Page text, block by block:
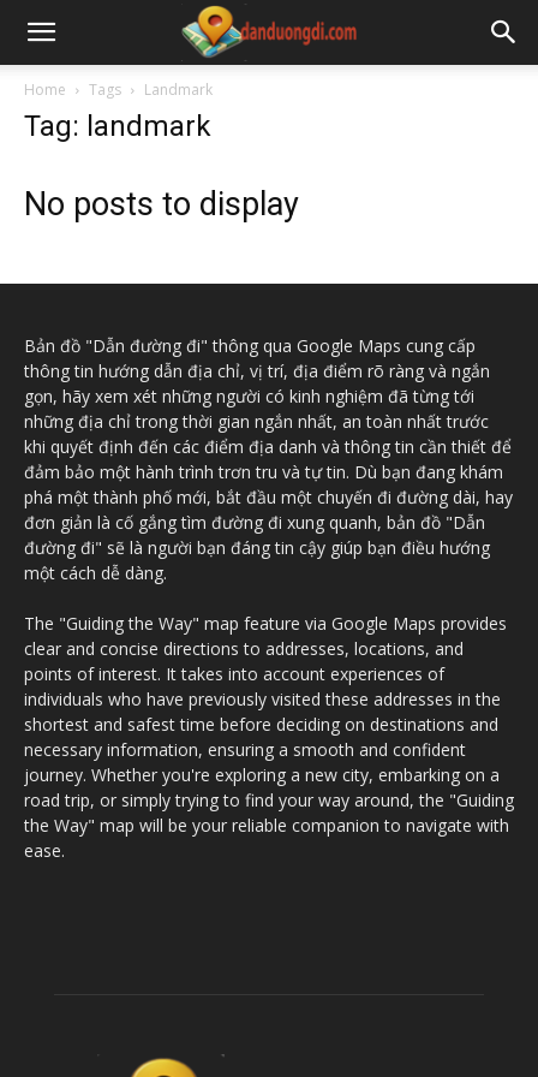
Home Tags Landmark
Tag: landmark
No posts to display
Bản đồ "Dẫn đường đi" thông qua Google Maps cung cấp
thông tin hướng dẫn địa chỉ, vị trí, địa điểm rõ ràng và ngắn
gọn, hãy xem xét những người có kinh nghiệm đã từng tới
những địa chỉ trong thời gian ngắn nhất, an toàn nhất trước
khi quyết định đến các điểm địa danh và thông tin cần thiết để
đảm bảo một hành trình trơn tru và tự tin. Dù bạn đang khám
phá một thành phố mới, bắt đầu một chuyến đi đường dài, hay
đơn giản là cố gắng tìm đường đi xung quanh, bản đồ "Dẫn
đường đi" sẽ là người bạn đáng tin cậy giúp bạn điều hướng
một cách dễ dàng.
The "Guiding the Way" map feature via Google Maps provides
clear and concise directions to addresses, locations, and
points of interest. It takes into account experiences of
individuals who have previously visited these addresses in the
shortest and safest time before deciding on destinations and
necessary information, ensuring a smooth and confident
journey. Whether you're exploring a new city, embarking on a
road trip, or simply trying to find your way around, the "Guiding
the Way" map will be your reliable companion to navigate with
ease.